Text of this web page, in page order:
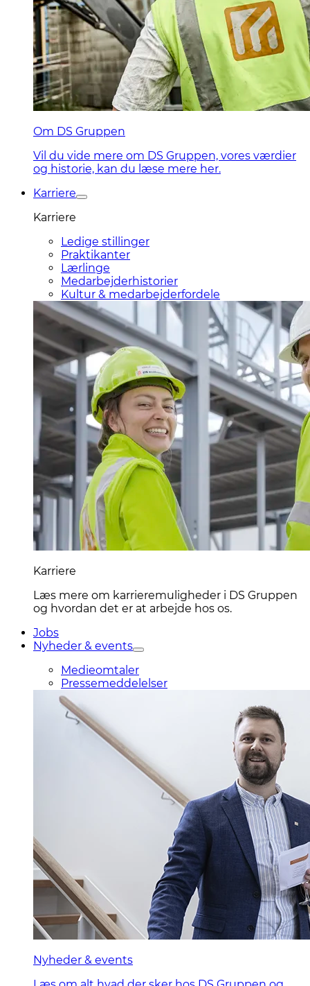
Om DS Gruppen
Vil du vide mere om DS Gruppen, vores værdier
og historie, kan du læse mere her.
Karriere
Karriere
Ledige stillinger
Praktikanter
Lærlinge
Medarbejderhistorier
Kultur & medarbejderfordele
Karriere
Læs mere om karrieremuligheder i DS Gruppen
og hvordan det er at arbejde hos os.
Jobs
Nyheder & events
Medieomtaler
Pressemeddelelser
Nyheder & events